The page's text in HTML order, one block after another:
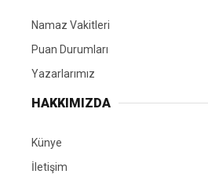
Namaz Vakitleri
Puan Durumları
Yazarlarımız
HAKKIMIZDA
Künye
İletişim